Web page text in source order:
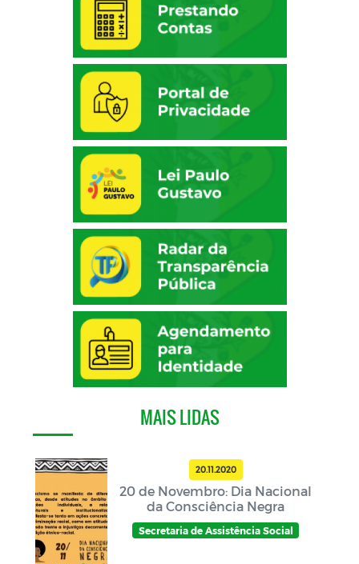
MAIS LIDAS
20.11.2020
20 de Novembro: Dia Nacional
da Consciência Negra
Secretaria de Assistência Social